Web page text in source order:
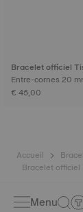
Bracelet officiel
€ 45,00
Accueil
Bracelet officiel
Menu